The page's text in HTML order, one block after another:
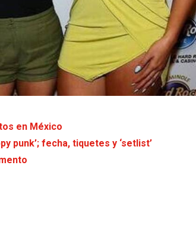
en México
punk’; fecha, tiquetes y ‘setlist’